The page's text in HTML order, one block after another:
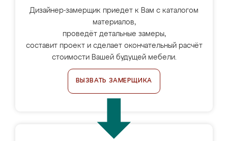
Дизайнер-замерщик приедет к Вам с каталогом
материалов,
проведёт детальные замеры,
составит проект и сделает окончательный расчёт
стоимости Вашей будущей мебели.
ВЫЗВАТЬ ЗАМЕРЩИКА